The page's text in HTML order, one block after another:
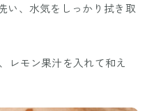
い、水気をしっかり拭き取
レモン果汁を入れて和え